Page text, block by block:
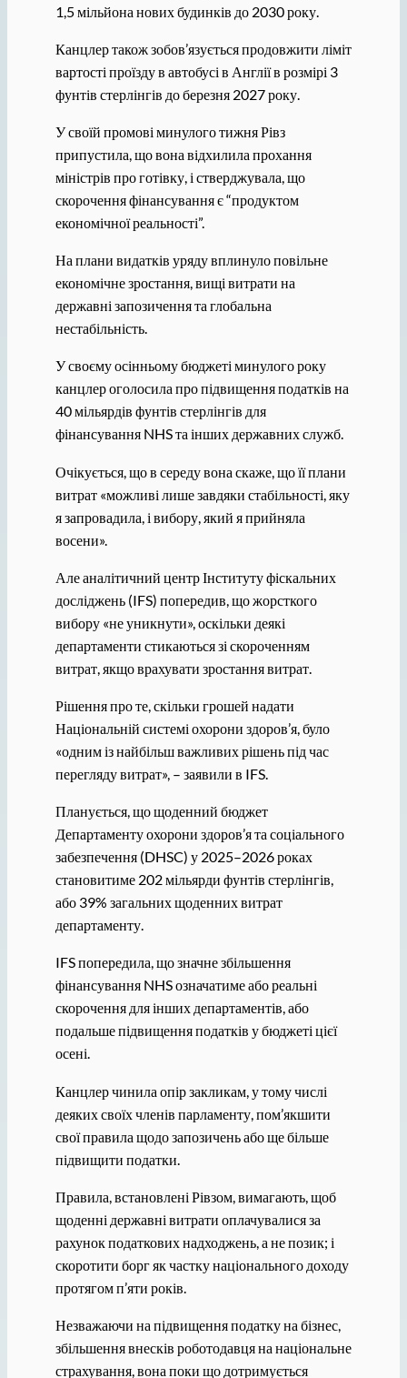
1,5 мільйона нових будинків до 2030 року.
Канцлер також зобов’язується продовжити ліміт
вартості проїзду в автобусі в Англії в розмірі 3
фунтів стерлінгів до березня 2027 року.
У своїй промові минулого тижня Рівз
припустила, що вона відхилила прохання
міністрів про готівку, і стверджувала, що
скорочення фінансування є “продуктом
економічної реальності”.
На плани видатків уряду вплинуло повільне
економічне зростання, вищі витрати на
державні запозичення та глобальна
нестабільність.
У своєму осінньому бюджеті минулого року
канцлер оголосила про підвищення податків на
40 мільярдів фунтів стерлінгів для
фінансування NHS та інших державних служб.
Очікується, що в середу вона скаже, що її плани
витрат «можливі лише завдяки стабільності, яку
я запровадила, і вибору, який я прийняла
восени».
Але аналітичний центр Інституту фіскальних
досліджень (IFS) попередив, що жорсткого
вибору «не уникнути», оскільки деякі
департаменти стикаються зі скороченням
витрат, якщо врахувати зростання витрат.
Рішення про те, скільки грошей надати
Національній системі охорони здоров’я, було
«одним із найбільш важливих рішень під час
перегляду витрат», – заявили в IFS.
Планується, що щоденний бюджет
Департаменту охорони здоров’я та соціального
забезпечення (DHSC) у 2025–2026 роках
становитиме 202 мільярди фунтів стерлінгів,
або 39% загальних щоденних витрат
департаменту.
IFS попередила, що значне збільшення
фінансування NHS означатиме або реальні
скорочення для інших департаментів, або
подальше підвищення податків у бюджеті цієї
осені.
Канцлер чинила опір закликам, у тому числі
деяких своїх членів парламенту, пом’якшити
свої правила щодо запозичень або ще більше
підвищити податки.
Правила, встановлені Рівзом, вимагають, щоб
щоденні державні витрати оплачувалися за
рахунок податкових надходжень, а не позик; і
скоротити борг як частку національного доходу
протягом п’яти років.
Незважаючи на підвищення податку на бізнес,
збільшення внесків роботодавця на національне
страхування, вона поки що дотримується